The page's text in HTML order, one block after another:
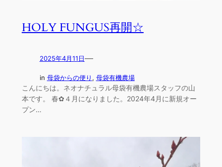
HOLY FUNGUS再開☆
2025年4月11日 —
in 母袋からの便り , 母袋有機農場
こんにちは。ネオナチュラル母袋有機農場スタッフの山
本です。 春✿４月になりました。2024年4月に新規オー
プン…